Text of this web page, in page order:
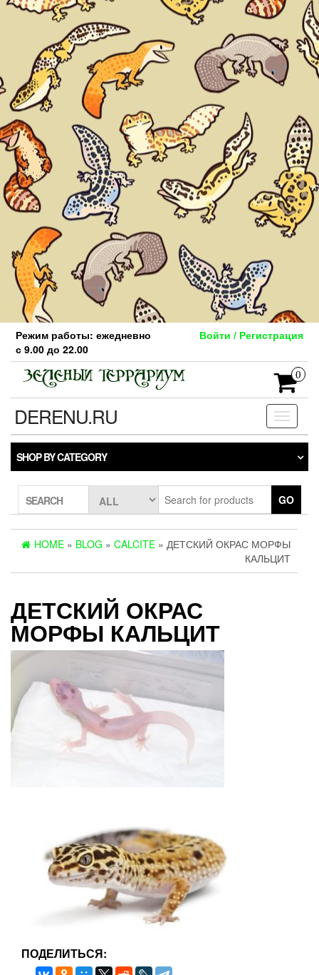
Skip
the
content
Режим работы: ежедневно
с 9.00 до 22.00
Войти / Регистрация
0
Toggle
DERENU.RU
SHOP BY CATEGORY
SEARCH GO
HOME » BLOG » CALCITE » ДЕТСКИЙ ОКРАС МОРФЫ
КАЛЬЦИТ
ДЕТСКИЙ ОКРАС
МОРФЫ КАЛЬЦИТ
ПОДЕЛИТЬСЯ: